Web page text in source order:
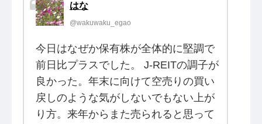
はな
@wakuwaku_egao
今日はなぜか保有株が全体的に堅調で
前日比プラスでした。 J-REITの調子が
良かった。年末に向けて空売りの買い
戻しのような気がしないでもない上が
り方。来年からまた売られると思って